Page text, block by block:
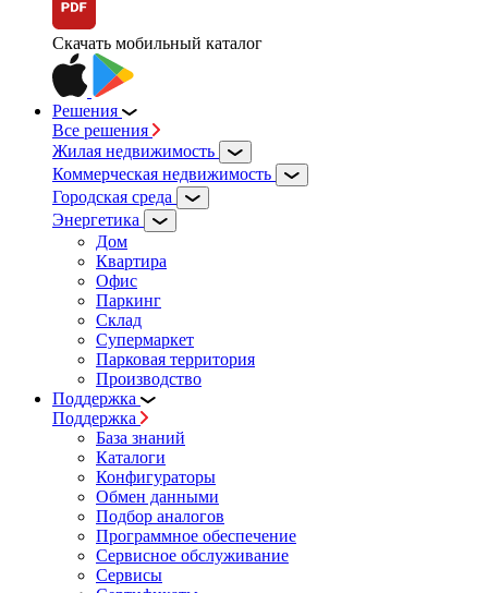
Скачать мобильный каталог
Решения
Все решения
Жилая недвижимость
Коммерческая недвижимость
Городская среда
Энергетика
Дом
Квартира
Офис
Паркинг
Склад
Супермаркет
Парковая территория
Производство
Поддержка
Поддержка
База знаний
Каталоги
Конфигураторы
Обмен данными
Подбор аналогов
Программное обеспечение
Сервисное обслуживание
Сервисы